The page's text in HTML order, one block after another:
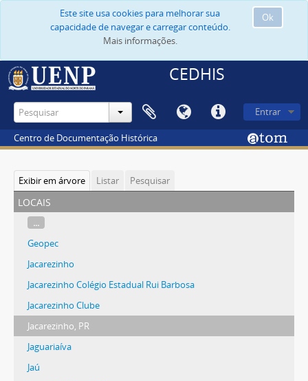
Ok
Este site usa cookies para melhorar sua
capacidade de navegar e carregar conteúdo.
Mais informações.
CEDHIS
Entrar
Centro de Documentação Histórica
Exibir em árvore Listar Pesquisar
locais
...
Geopec
Jacarezinho
Jacarezinho Colégio Estadual Rui Barbosa
Jacarezinho Clube
Jacarezinho, PR
Jaguariaíva
Jaú